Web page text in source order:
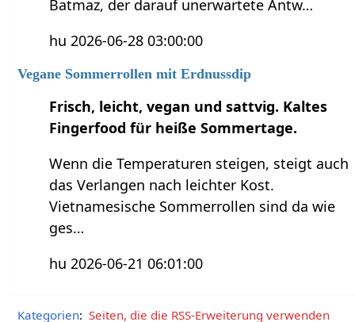
Batmaz, der darauf unerwartete Antw…
hu 2026-06-28 03:00:00
Vegane Sommerrollen mit Erdnussdip
Frisch, leicht, vegan und sattvig. Kaltes
Fingerfood für heiße Sommertage.
Wenn die Temperaturen steigen, steigt auch
das Verlangen nach leichter Kost.
Vietnamesische Sommerrollen sind da wie
ges…
hu 2026-06-21 06:01:00
Kategorien: Seiten, die die RSS-Erweiterung verwenden